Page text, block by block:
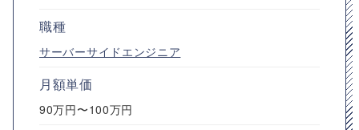
職種
サーバーサイドエンジニア
月額単価
90万円〜100万円